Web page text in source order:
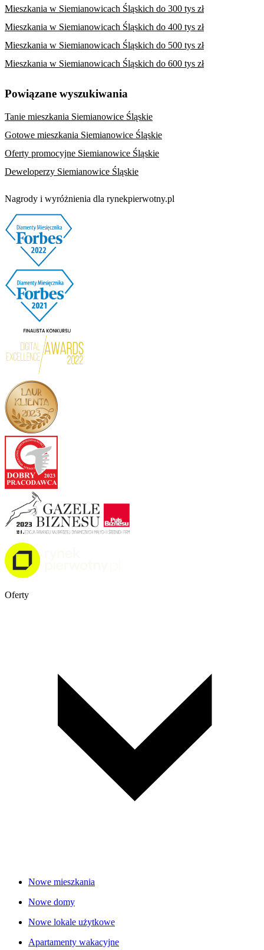
Mieszkania w Siemianowicach Śląskich do 300 tys zł
Mieszkania w Siemianowicach Śląskich do 400 tys zł
Mieszkania w Siemianowicach Śląskich do 500 tys zł
Mieszkania w Siemianowicach Śląskich do 600 tys zł
Powiązane wyszukiwania
Tanie mieszkania Siemianowice Śląskie
Gotowe mieszkania Siemianowice Śląskie
Oferty promocyjne Siemianowice Śląskie
Deweloperzy Siemianowice Śląskie
Nagrody i wyróżnienia dla rynekpierwotny.pl
Oferty
Nowe mieszkania
Nowe domy
Nowe lokale użytkowe
Apartamenty wakacyjne